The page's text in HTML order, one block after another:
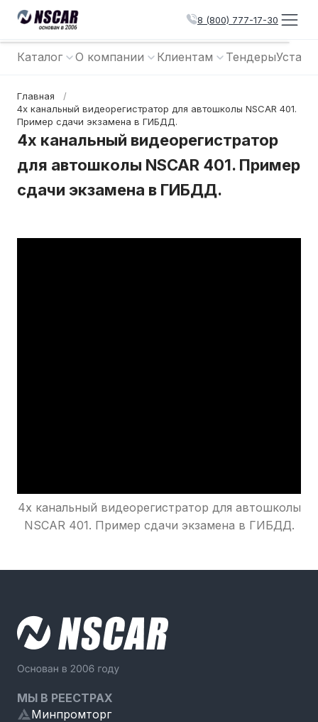
8 (800) 777-17-30
Каталог О компании Клиентам Тендеры
Главная
/
4х канальный видеорегистратор для автошколы NSCAR 401.
Пример сдачи экзамена в ГИБДД.
4х канальный видеорегистратор
для автошколы NSCAR 401. Пример
сдачи экзамена в ГИБДД.
4х канальный видеорегистратор для автошколы
NSCAR 401. Пример сдачи экзамена в ГИБДД.
МЫ В РЕЕСТРАХ
Минпромторг